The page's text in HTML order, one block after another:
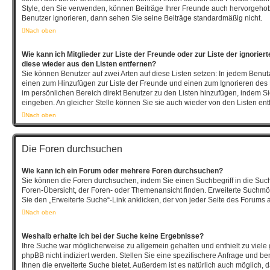
Style, den Sie verwenden, können Beiträge Ihrer Freunde auch
Benutzer ignorieren, dann sehen Sie seine Beiträge standardmäßig nicht.
Nach oben
Wie kann ich Mitglieder zur Liste der Freunde oder zur Liste der
diese wieder aus den Listen entfernen?
Sie können Benutzer auf zwei Arten auf diese Listen setzen: In jedem
einen zum Hinzufügen zur Liste der Freunde und einen zum Ignorieren
im persönlichen Bereich direkt Benutzer zu den Listen hinzufügen, indem
eingeben. An gleicher Stelle können Sie sie auch wieder von den Listen
Nach oben
Die Foren durchsuchen
Wie kann ich ein Forum oder mehrere Foren durchsuchen?
Sie können die Foren durchsuchen, indem Sie einen Suchbegriff in die
Foren-Übersicht, der Foren- oder Themenansicht finden. Erweiterte
Sie den „Erweiterte Suche“-Link anklicken, der von jeder Seite des Forums
Nach oben
Weshalb erhalte ich bei der Suche keine Ergebnisse?
Ihre Suche war möglicherweise zu allgemein gehalten und enthielt zu
phpBB nicht indiziert werden. Stellen Sie eine spezifischere Anfrage und
Ihnen die erweiterte Suche bietet. Außerdem ist es natürlich auch möglich,